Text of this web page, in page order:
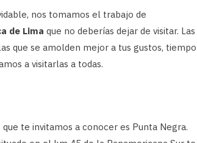
nos tomamos el trabajo de
de Lima que no deberías dejar de visitar. Las
que se amolden mejor a tus gustos, tiempo
a visitarlas a todas.
que te invitamos a conocer es Punta Negra.